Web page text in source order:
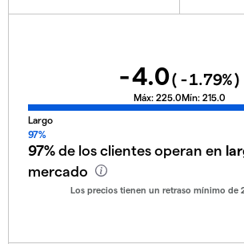
-4.0( -1.79%)
Máx: 225.0Mín: 215.0
Largo
97%
97%de los clientes operan en
mercado
Los precios tienen un retraso mínimo de